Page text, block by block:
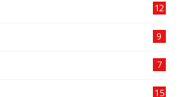
12
9
7
15